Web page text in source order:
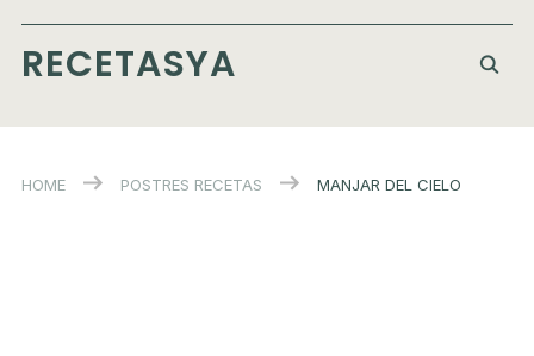
RECETASYA
HOME POSTRES RECETAS MANJAR DEL CIELO